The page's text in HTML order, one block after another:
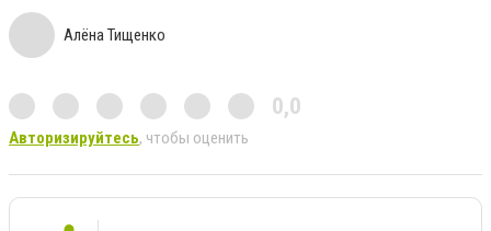
Алёна Тищенко
0,0
Авторизируйтесь, чтобы оценить